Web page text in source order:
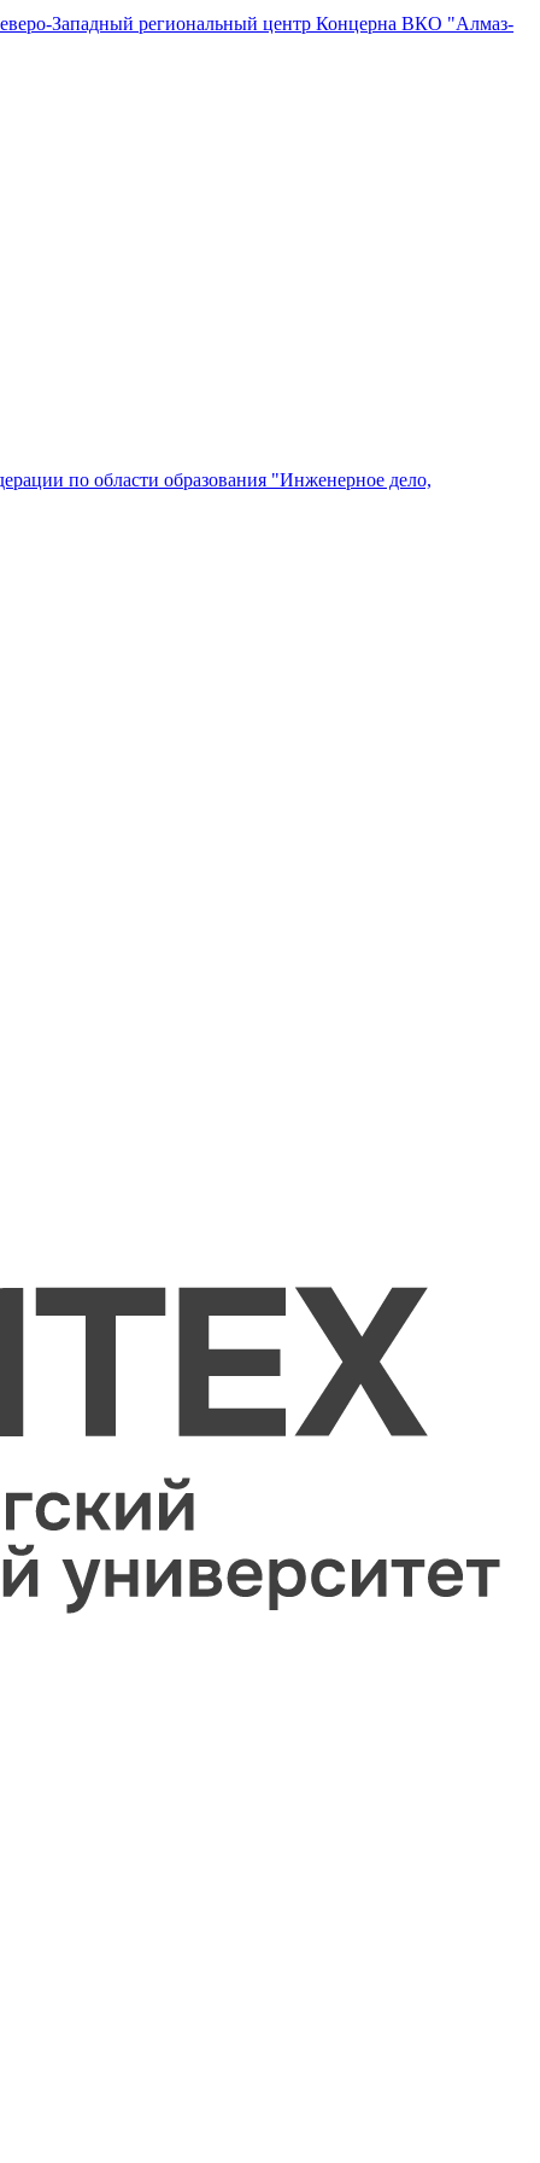
Западный региональный центр Концерна ВКО "Алмаз-
по области образования "Инженерное дело,